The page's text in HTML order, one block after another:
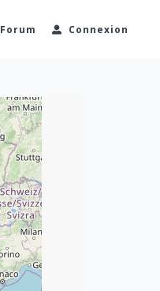
Forum Connexion